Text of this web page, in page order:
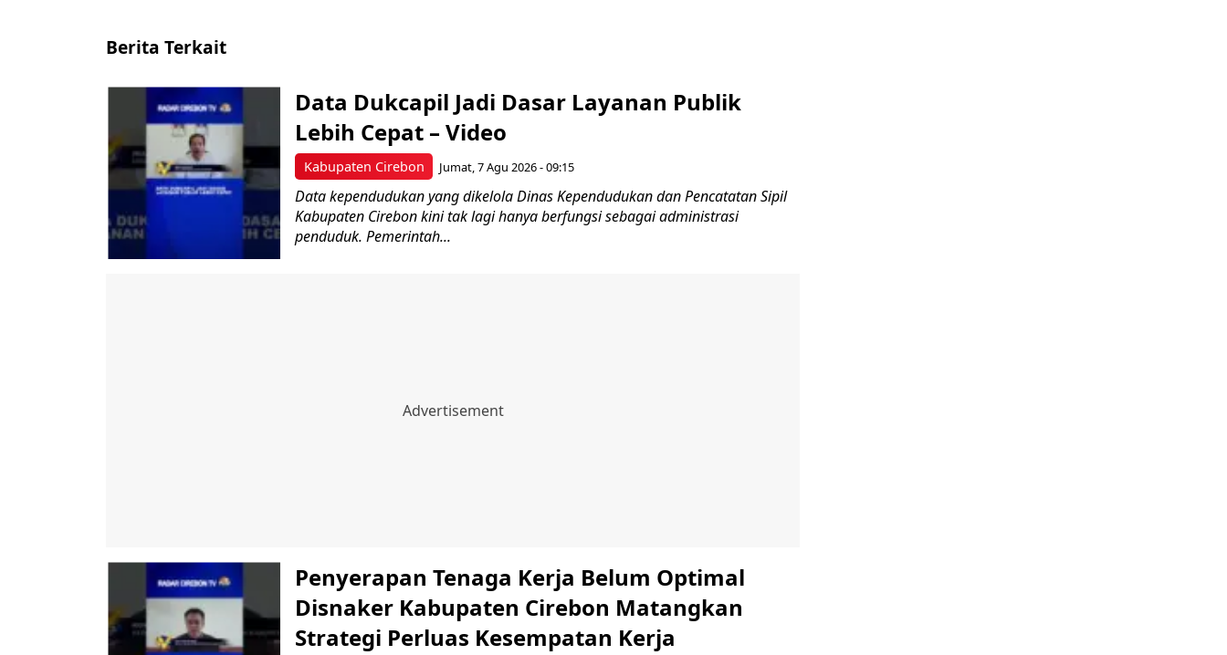
Berita Terkait
Kabupaten Cirebon
Data Dukcapil Jadi Dasar Layanan Publik
Lebih Cepat – Video
Jumat, 7 Agu 2026 - 09:15
Data kependudukan yang dikelola Dinas Kependudukan dan Pencatatan Sipil
Kabupaten Cirebon kini tak lagi hanya berfungsi sebagai administrasi
penduduk. Pemerintah...
‎Penyerapan Tenaga Kerja Belum Optimal
Disnaker Kabupaten Cirebon Matangkan
Strategi Perluas Kesempatan Kerja